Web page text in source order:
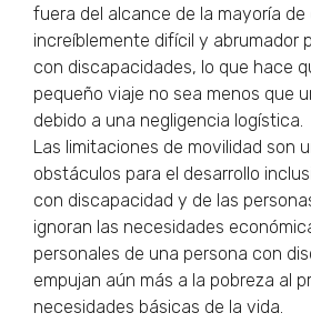
fuera del alcance de la mayoría de
increíblemente difícil y abrumador
con discapacidades, lo que hace
pequeño viaje no sea menos que
debido a una negligencia logística.
Las limitaciones de movilidad son
obstáculos para el desarrollo
con discapacidad y de las
ignoran las necesidades
personales de una persona con
empujan aún más a la pobreza al
necesidades básicas de la vida.